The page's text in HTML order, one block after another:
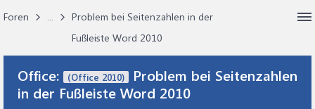
Foren ...
Problem bei Seitenzahlen in der
Fußleiste Word 2010
Office: (Office 2010)
Problem bei Seitenzahlen
in der Fußleiste Word 2010